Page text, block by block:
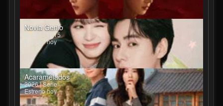
Novia Genio
2026 | T1E15
Estreno hoy
Acaramelados
2026 | Serie
Estreno hoy